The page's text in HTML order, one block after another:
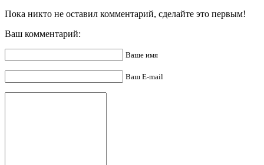
Пока никто не оставил комментарий, сделайте это первым!
Ваш комментарий:
Ваше имя
Ваш E-mail